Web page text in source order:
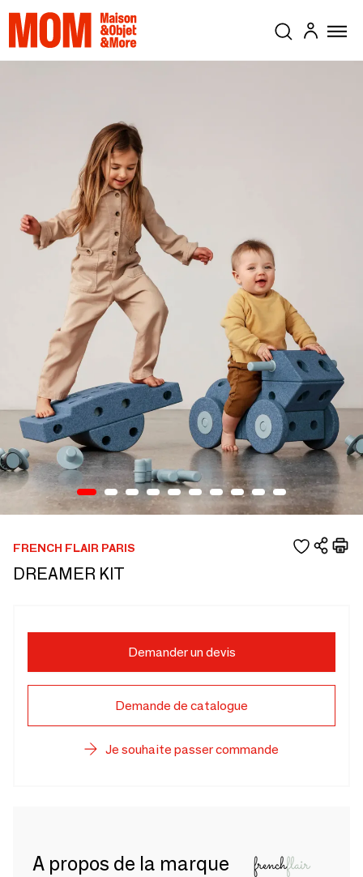
FRENCH FLAIR PARIS
DREAMER KIT
Demander un devis
Demande de catalogue
Je souhaite passer commande
A propos de la marque